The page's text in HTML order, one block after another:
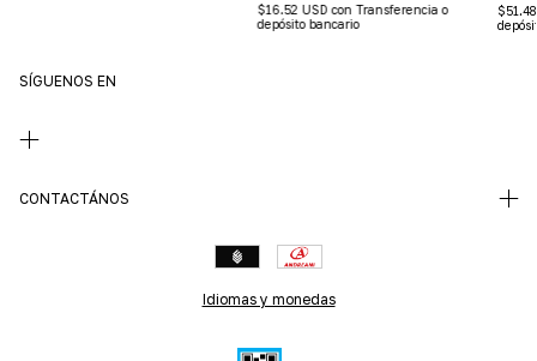
$16.52 USDcon Transferencia o
depósito bancario
SÍGUENOS EN
CONTACTÁNOS
Idiomas y monedas